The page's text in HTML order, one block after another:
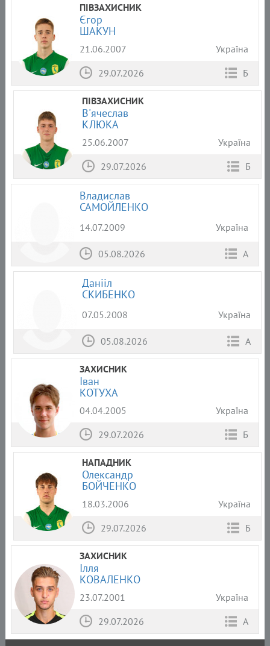
ПІВЗАХИСНИК
Єгор
ШАКУН
21.06.2007
Україна
29.07.2026
Б
ПІВЗАХИСНИК
В'ячеслав
КЛЮКА
25.06.2007
Україна
29.07.2026
Б
Владислав
САМОЙЛЕНКО
14.07.2009 Україна
05.08.2026 А
Данііл
СКИБЕНКО
07.05.2008 Україна
05.08.2026 А
ЗАХИСНИК
Іван
КОТУХА
04.04.2005
Україна
29.07.2026
Б
НАПАДНИК
Олександр
БОЙЧЕНКО
18.03.2006
Україна
29.07.2026
Б
ЗАХИСНИК
Ілля
КОВАЛЕНКО
23.07.2001
Україна
29.07.2026
А